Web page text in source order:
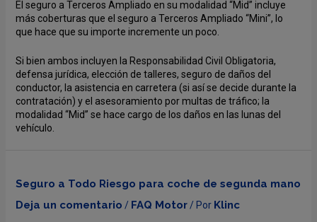
El seguro a Terceros Ampliado en su modalidad “Mid” incluye
más coberturas que el seguro a Terceros Ampliado “Mini”, lo
que hace que su importe incremente un poco.
Si bien ambos incluyen la Responsabilidad Civil Obligatoria,
defensa jurídica, elección de talleres, seguro de daños del
conductor, la asistencia en carretera (si así se decide durante la
contratación) y el asesoramiento por multas de tráfico; la
modalidad “Mid” se hace cargo de los daños en las lunas del
vehículo.
Seguro a Todo Riesgo para coche de segunda mano
Deja un comentario / FAQ Motor/ Por Klinc